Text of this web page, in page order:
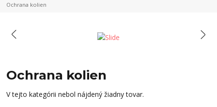
Ochrana kolien
Ochrana kolien
V tejto kategórii nebol nájdený žiadny tovar.